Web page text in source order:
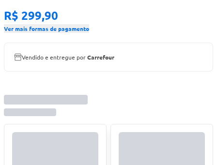
R$ 299,90
Ver mais formas de pagamento
Vendido e entregue porCarrefour